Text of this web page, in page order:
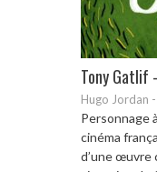
Tony Gatlif
Hugo Jordan -
Personnage
cinéma
d’une œuvre